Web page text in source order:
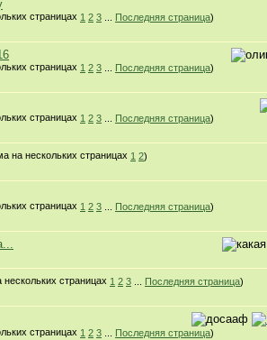
1 2 3 Последняя страница)
1 2 3 Последняя страница)
1 2 3 Последняя страница)
1 2)
1 2 3 Последняя страница)
1 2 3 Последняя страница)
1 2 3 Последняя страница)